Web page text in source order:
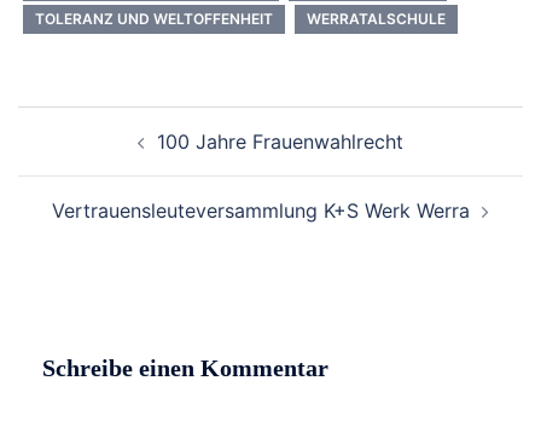
TOLERANZ UND WELTOFFENHEIT
WERRATALSCHULE
Navigation 100 Jahre Frauenwahlrecht
Vertrauensleuteversammlung K+S Werk Werra
Schreibe einen Kommentar